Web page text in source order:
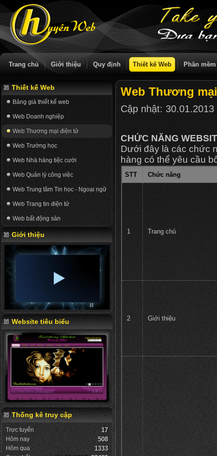
Trang chủ Giới thiệu Quy định Thiết kế Web Phần mềm
Thiết kế Web
Bảng giá thiết kế web
Web Doanh nghiệp
Web Thương mại điện tử
Web Trường học
Web Nhà hàng tiệc cưới
Web Quản lý công việc
Web Trung tâm Tin học - Ngoại ngữ
Web Trang tin điện tử
Web bất động sản
Giới thiệu
Website tiêu biểu
Thống kê truy cập
Trực tuyến 17
Hôm nay 508
Hôm qua 1333
Web Thương
Cập nhật: 30.01.2013
CHỨC NĂNG
Dưới đây là các chức
hàng có thể yêu cầu
STT Chức năng
1 Trang chủ
2 Giới thiệu